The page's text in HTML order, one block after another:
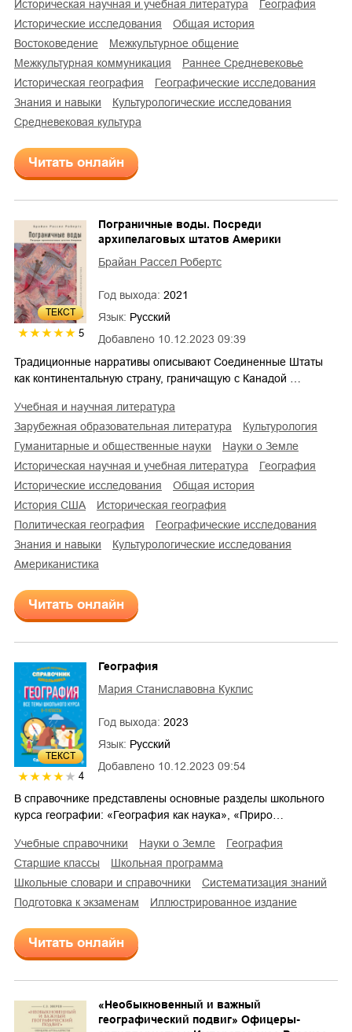
историческая научная и учебная литература
география
исторические исследования
общая история
востоковедение
межкультурное общение
межкультурная коммуникация
раннее Средневековье
историческая география
географические исследования
знания и навыки
культурологические исследования
средневековая культура
Читать онлайн
ТЕКСТ
5
Добавлено 10.12.2023 09:39
Пограничные воды. Посреди
архипелаговых штатов Америки
Брайан Рассел Робертс
Год выхода: 2021
Язык: Русский
Традиционные нарративы описывают Соединенные Штаты
как континентальную страну, граничащую с Канадой …
учебная и научная литература
зарубежная образовательная литература
культурология
гуманитарные и общественные науки
науки о Земле
историческая научная и учебная литература
география
исторические исследования
общая история
история США
историческая география
политическая география
географические исследования
знания и навыки
культурологические исследования
американистика
Читать онлайн
ТЕКСТ
4
Добавлено 10.12.2023 09:54
География
Мария Станиславовна Куклис
Год выхода: 2023
Язык: Русский
В справочнике представлены основные разделы школьного
курса географии: «География как наука», «Приро…
учебные справочники науки о Земле
география
старшие классы
школьная программа
школьные словари и справочники
систематизация знаний
подготовка к экзаменам
иллюстрированное издание
Читать онлайн
«Необыкновенный и важный
географический подвиг» Офицеры-